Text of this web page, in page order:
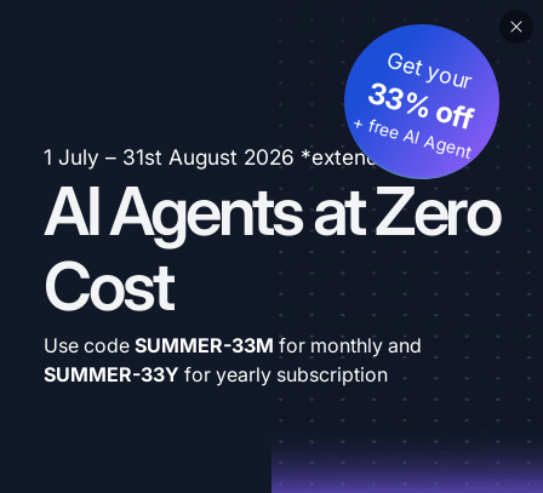
1 July – 31st August 2026 *extended
AI Agents at Zero
Cost
Get your
33% off
+ free AI Agent
Use code SUMMER-33M for monthly and
SUMMER-33Y for yearly subscription